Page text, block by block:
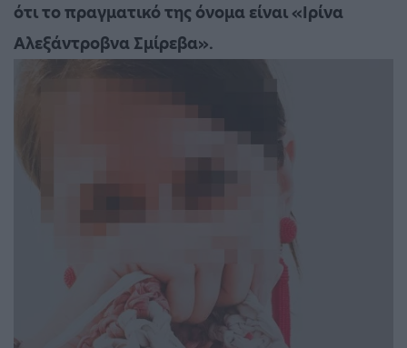
ότι το πραγματικό της όνομα είναι «Ιρίνα
Αλεξάντροβνα Σμίρεβα».